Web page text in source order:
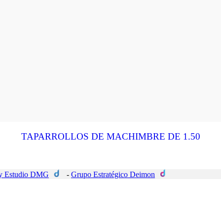
TAPARROLLOS DE MACHIMBRE DE 1.50
Estudio DMG - Grupo Estratégico Deimon